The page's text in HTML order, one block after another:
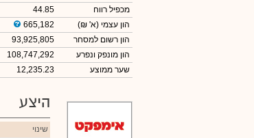
מכפיל רווח
44.85
הון עצמי (א' ₪)
665,182
הון רשום למסחר
93,925,805
הון מונפק ונפרע
108,747,292
שער ממוצע
12,235.23
היצע
שינוי